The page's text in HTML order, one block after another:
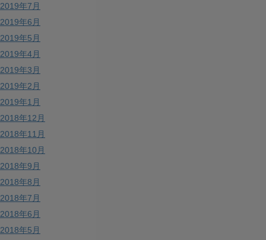
2019年7月
2019年6月
2019年5月
2019年4月
2019年3月
2019年2月
2019年1月
2018年12月
2018年11月
2018年10月
2018年9月
2018年8月
2018年7月
2018年6月
2018年5月